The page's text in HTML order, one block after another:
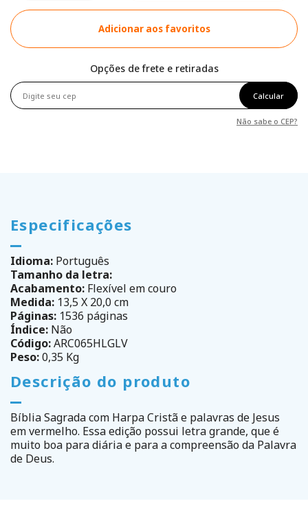
Adicionar aos favoritos
Opções de frete e retiradas
Calcular
Não sabe o CEP?
Especificações
Idioma: Português
Tamanho da letra:
Acabamento: Flexível em couro
Medida: 13,5 X 20,0 cm
Páginas: 1536 páginas
Índice: Não
Código:ARC065HLGLV
Peso:0,35 Kg
Descrição do produto
Bíblia Sagrada com Harpa Cristã e palavras de Jesus
em vermelho. Essa edição possui letra grande, que é
muito boa para diária e para a compreensão da Palavra
de Deus.